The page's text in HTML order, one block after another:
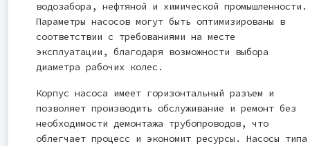
водозабора, нефтяной и химической промышленности.
Параметры насосов могут быть оптимизированы в
соответствии с требованиями на месте
эксплуатации, благодаря возможности выбора
диаметра рабочих колес.
Корпус насоса имеет горизонтальный разъем и
позволяет производить обслуживание и ремонт без
необходимости демонтажа трубопроводов, что
облегчает процесс и экономит ресурсы. Насосы типа